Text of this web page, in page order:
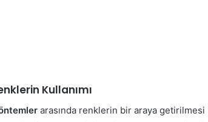
Kullanımı
arasında renklerin bir araya getirilmesi